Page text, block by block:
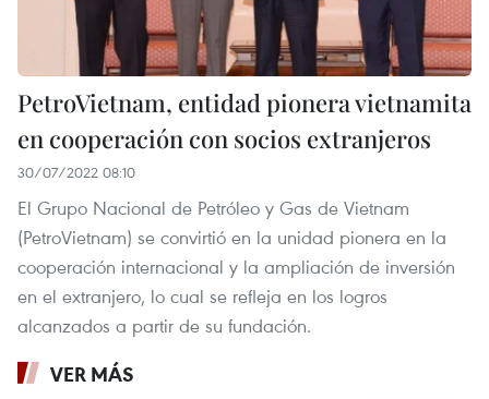
PetroVietnam, entidad pionera vietnamita
en cooperación con socios extranjeros
30/07/2022 08:10
El Grupo Nacional de Petróleo y Gas de Vietnam
(PetroVietnam) se convirtió en la unidad pionera en la
cooperación internacional y la ampliación de inversión
en el extranjero, lo cual se refleja en los logros
alcanzados a partir de su fundación.
VER MÁS